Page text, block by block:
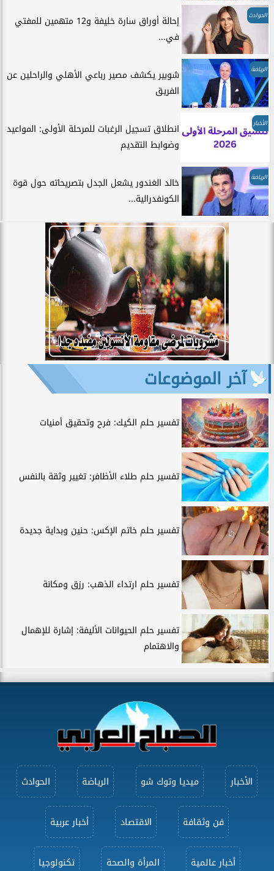
الحوادث
إحالة أوراق سارة خليفة و12 متهمين للمفتي
في...
الرياضة
شوبير يكشف مصير رباعي الأهلي والراحلين عن
الفريق
الأخبار
انطلاق تسجيل الرغبات للمرحلة الأولى: المواعيد
وضوابط التقديم
الرياضة
خالد الغندور يشعل الجدل بتصريحاته حول قوة
الكونفدرالية...
آخر الموضوعات
تفسير حلم الكيك: فرح وتحقيق أمنيات
تفسير حلم طلاء الأظافر: تغيير وثقة بالنفس
تفسير حلم خاتم الإكس: حنين وبداية جديدة
تفسير حلم ارتداء الذهب: رزق ومكانة
تفسير حلم الحيوانات الأليفة: إشارة للإهمال
والاهتمام
الأخبار ميديا وتوك شو الرياضة الحوادث
فن وثقافة الاقتصاد أخبار عربية
أخبار عالمية المرأة والصحة تكنولوجيا